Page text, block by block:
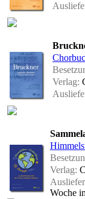
Verlag:
Verlag:
Woche